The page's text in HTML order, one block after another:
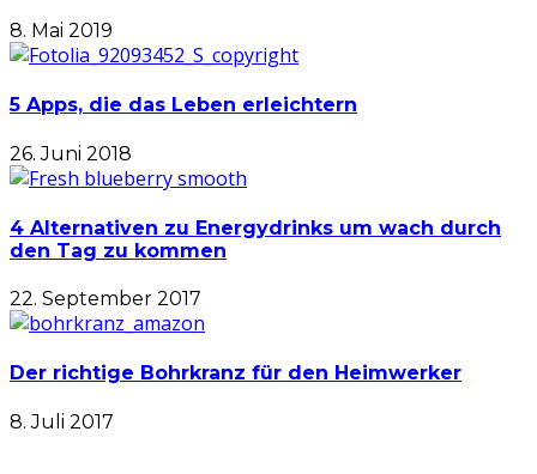
8. Mai 2019
5 Apps, die das Leben erleichtern
26. Juni 2018
4 Alternativen zu Energydrinks um wach durch
den Tag zu kommen
22. September 2017
Der richtige Bohrkranz für den Heimwerker
8. Juli 2017